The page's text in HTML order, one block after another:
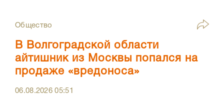
Общество
В Волгоградской области
айтишник из Москвы попался на
продаже «вредоноса»
06.08.202605:51